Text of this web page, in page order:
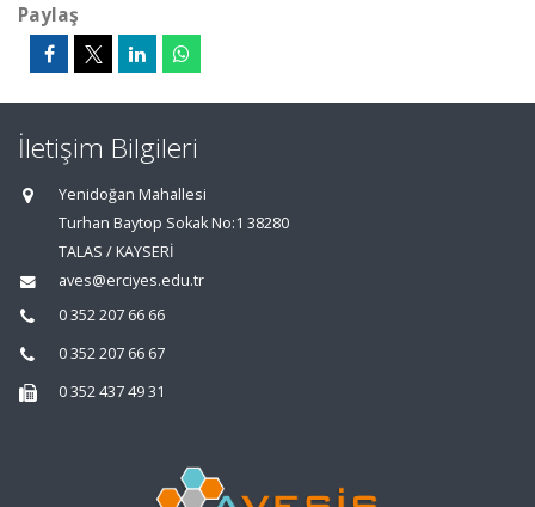
Paylaş
İletişim Bilgileri
Yenidoğan Mahallesi
Turhan Baytop Sokak No:1 38280
TALAS / KAYSERİ
aves@erciyes.edu.tr
0 352 207 66 66
0 352 207 66 67
0 352 437 49 31